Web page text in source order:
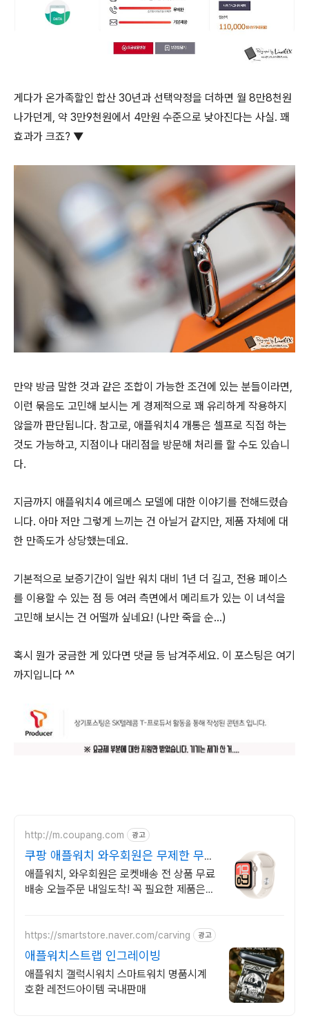
게다가 온가족할인 합산 30년과 선택약정을 더하면 월 8만8천원
나가던게, 약 3만9천원에서 4만원 수준으로 낮아진다는 사실. 꽤
효과가 크죠? ▼
만약 방금 말한 것과 같은 조합이 가능한 조건에 있는 분들이라면,
이런 묶음도 고민해 보시는 게 경제적으로 꽤 유리하게 작용하지
않을까 판단됩니다. 참고로, 애플워치4 개통은 셀프로 직접 하는
것도 가능하고, 지점이나 대리점을 방문해 처리를 할 수도 있습니
다.
지금까지 애플워치4 에르메스 모델에 대한 이야기를 전해드렸습
니다. 아마 저만 그렇게 느끼는 건 아닐거 같지만, 제품 자체에 대
한 만족도가 상당했는데요.
기본적으로 보증기간이 일반 워치 대비 1년 더 길고, 전용 페이스
를 이용할 수 있는 점 등 여러 측면에서 메리트가 있는 이 녀석을
고민해 보시는 건 어떨까 싶네요! (나만 죽을 순…)
혹시 뭔가 궁금한 게 있다면 댓글 등 남겨주세요. 이 포스팅은 여기
까지입니다 ^^
http://m.coupang.com 광고
쿠팡 애플워치 와우회원은 무제한 무료
배송
애플워치, 와우회원은 로켓배송 전 상품 무료
배송 오늘주문 내일도착! 꼭 필요한 제품은
https://smartstore.naver.com/carving 광고
애플워치스트랩 인그레이빙
애플워치 갤럭시워치 스마트워치 명품시계
호환 레전드아이템 국내판매